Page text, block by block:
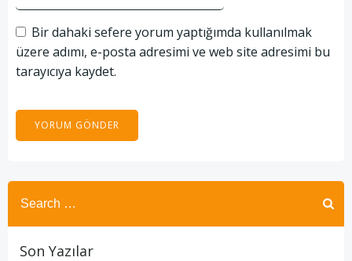
Bir dahaki sefere yorum yaptığımda kullanılmak
üzere adımı, e-posta adresimi ve web site adresimi bu
tarayıcıya kaydet.
Search
for:
Son Yazılar